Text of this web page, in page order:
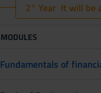
2° Year It will be
MODULES
Fundamentals of